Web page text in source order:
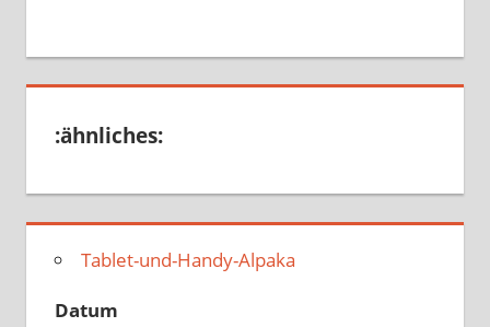
:ähnliches:
Tablet-und-Handy-Alpaka
Datum